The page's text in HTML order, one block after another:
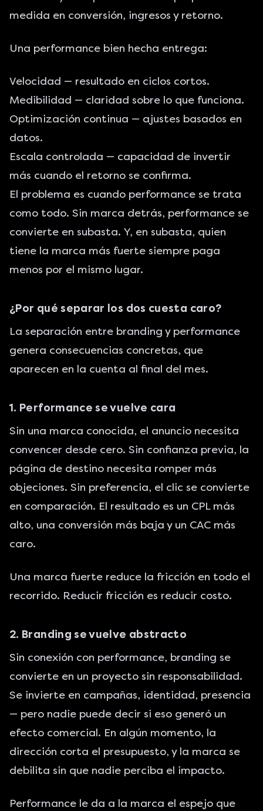
medida en conversión, ingresos y retorno.
Una performance bien hecha entrega:
Velocidad — resultado en ciclos cortos.
Medibilidad — claridad sobre lo que funciona.
Optimización continua — ajustes basados en
datos.
Escala controlada — capacidad de invertir
más cuando el retorno se confirma.
El problema es cuando performance se trata
como todo. Sin marca detrás, performance se
convierte en subasta. Y, en subasta, quien
tiene la marca más fuerte siempre paga
menos por el mismo lugar.
¿Por qué separar los dos cuesta caro?
La separación entre branding y performance
genera consecuencias concretas, que
aparecen en la cuenta al final del mes.
1. Performance se vuelve cara
Sin una marca conocida, el anuncio necesita
convencer desde cero. Sin confianza previa, la
página de destino necesita romper más
objeciones. Sin preferencia, el clic se convierte
en comparación. El resultado es un CPL más
alto, una conversión más baja y un CAC más
caro.
Una marca fuerte reduce la fricción en todo el
recorrido. Reducir fricción es reducir costo.
2. Branding se vuelve abstracto
Sin conexión con performance, branding se
convierte en un proyecto sin responsabilidad.
Se invierte en campañas, identidad, presencia
— pero nadie puede decir si eso generó un
efecto comercial. En algún momento, la
dirección corta el presupuesto, y la marca se
debilita sin que nadie perciba el impacto.
Performance le da a la marca el espejo que